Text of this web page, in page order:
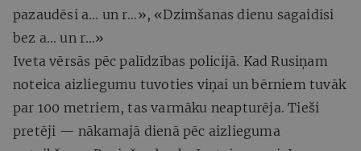
pazaudēsi a… un r…», «Dzimšanas dienu sagaidīsi
bez a… un r…»
Iveta vērsās pēc palīdzības policijā. Kad Rusiņam
noteica aizliegumu tuvoties viņai un bērniem tuvāk
par 100 metriem, tas varmāku neapturēja. Tieši
pretēji — nākamajā dienā pēc aizlieguma